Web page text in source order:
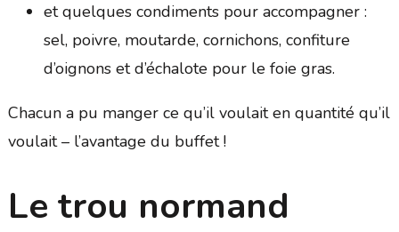
et quelques condiments pour accompagner :
sel, poivre, moutarde, cornichons, confiture
d’oignons et d’échalote pour le foie gras.
Chacun a pu manger ce qu’il voulait en quantité qu’il
voulait – l’avantage du buffet !
Le trou normand